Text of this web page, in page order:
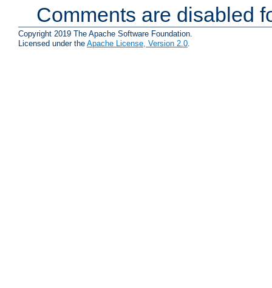
Comments are disabled
Copyright 2019 The Apache Software Foundation.
Licensed under the Apache License, Version 2.0